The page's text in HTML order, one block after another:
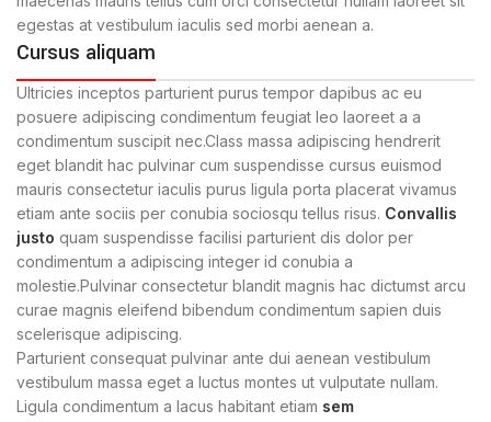
egestas at vestibulum iaculis sed morbi aenean a.
Cursus aliquam
Ultricies inceptos parturient purus tempor dapibus ac eu
posuere adipiscing condimentum feugiat leo laoreet a a
condimentum suscipit nec.Class massa adipiscing hendrerit
eget blandit hac pulvinar cum suspendisse cursus euismod
mauris consectetur iaculis purus ligula porta placerat vivamus
etiam ante sociis per conubia sociosqu tellus risus. Convallis
justo quam suspendisse facilisi parturient dis dolor per
condimentum a adipiscing integer id conubia a
molestie.Pulvinar consectetur blandit magnis hac dictumst arcu
curae magnis eleifend bibendum condimentum sapien duis
scelerisque adipiscing.
Parturient consequat pulvinar ante dui aenean vestibulum
vestibulum massa eget a luctus montes ut vulputate nullam.
Ligula condimentum a lacus habitant etiam sem